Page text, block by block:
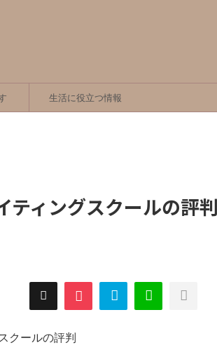
生活に役立つ情報
ティングスクールの評